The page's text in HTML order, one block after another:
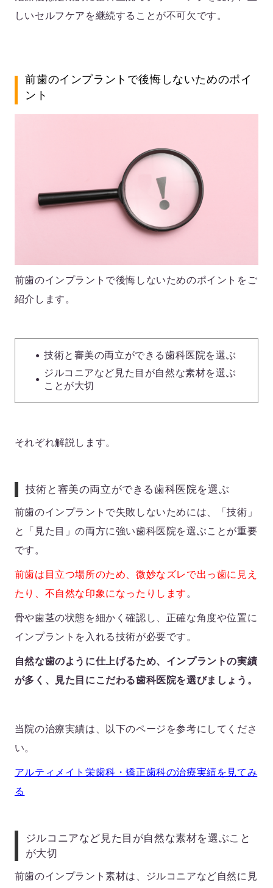
しいセルフケアを継続することが不可欠です。
前歯のインプラントで後悔しないためのポイ
ント
前歯のインプラントで後悔しないためのポイントをご
紹介します。
技術と審美の両立ができる歯科医院を選ぶ
ジルコニアなど見た目が自然な素材を選ぶ
ことが大切
それぞれ解説します。
技術と審美の両立ができる歯科医院を選ぶ
前歯のインプラントで失敗しないためには、「技術」
と「見た目」の両方に強い歯科医院を選ぶことが重要
です。
前歯は目立つ場所のため、微妙なズレで出っ歯に見え
たり、不自然な印象になったりします 。
骨や歯茎の状態を細かく確認し、正確な角度や位置に
インプラントを入れる技術が必要です。
自然な歯のように仕上げるため、インプラントの実績
が多く、見た目にこだわる歯科医院を選びましょう。
当院の治療実績は、以下のページを参考にしてくださ
い。
アルティメイト栄歯科・矯正歯科の治療実績を見てみ
る
ジルコニアなど見た目が自然な素材を選ぶこと
が大切
前歯のインプラント素材は、ジルコニアなど自然に見